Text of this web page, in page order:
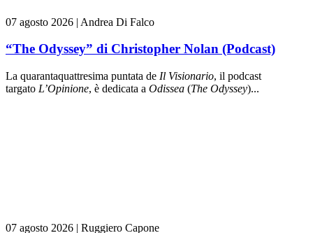
07 agosto 2026 | Andrea Di Falco
“The Odyssey” di Christopher Nolan (Podcast)
La quarantaquattresima puntata de Il Visionario, il podcast
targato L’Opinione, è dedicata a Odissea (The Odyssey)...
07 agosto 2026 | Ruggiero Capone